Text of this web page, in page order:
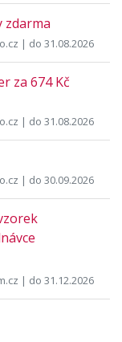
zdarma
| do 31.08.2026
za 674 Kč
| do 31.08.2026
| do 30.09.2026
| do 31.12.2026